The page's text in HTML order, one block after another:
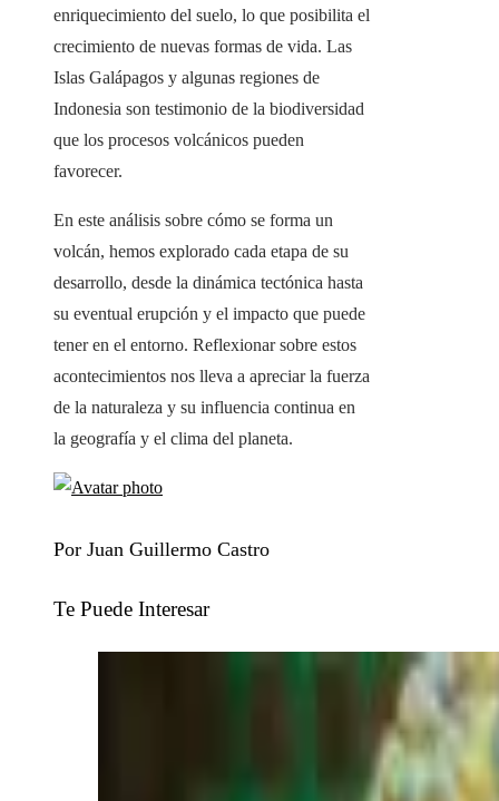
enriquecimiento del suelo, lo que posibilita el
crecimiento de nuevas formas de vida. Las
Islas Galápagos y algunas regiones de
Indonesia son testimonio de la biodiversidad
que los procesos volcánicos pueden
favorecer.
En este análisis sobre cómo se forma un
volcán, hemos explorado cada etapa de su
desarrollo, desde la dinámica tectónica hasta
su eventual erupción y el impacto que puede
tener en el entorno. Reflexionar sobre estos
acontecimientos nos lleva a apreciar la fuerza
de la naturaleza y su influencia continua en
la geografía y el clima del planeta.
Por Juan Guillermo Castro
Te Puede Interesar